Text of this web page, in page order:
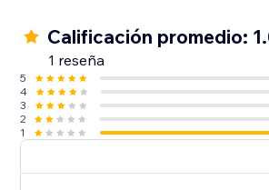
Calificación promedio:
1 reseña
5
4
3
2
1